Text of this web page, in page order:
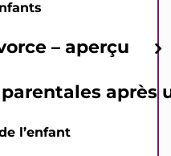
– aperçu
après
l’enfant